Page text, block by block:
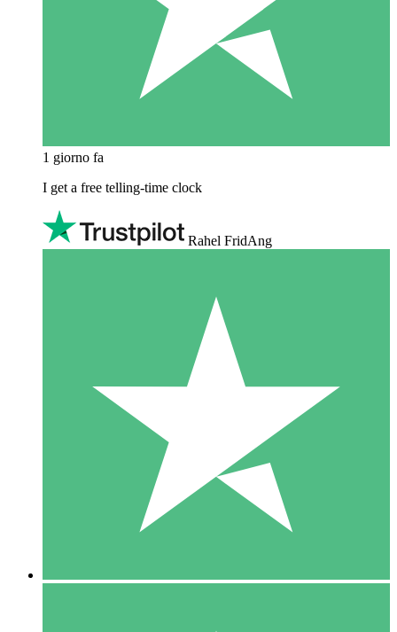
1 giorno fa
I get a free telling-time clock
Rahel FridAng